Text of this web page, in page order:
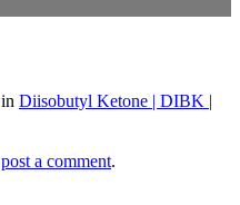
in Diisobutyl Ketone | DIBK |
post a comment.